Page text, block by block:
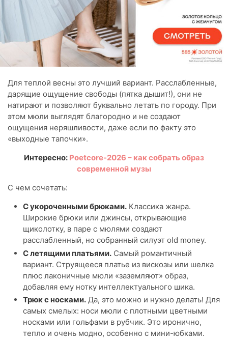
Для теплой весны это лучший вариант. Расслабленные,
дарящие ощущение свободы (пятка дышит!), они не
натирают и позволяют буквально летать по городу. При
этом мюли выглядят благородно и не создают
ощущения неряшливости, даже если по факту это
«выходные тапочки».
Интересно: Poetcore-2026 – как собрать образ
современной музы
С чем сочетать:
С укороченными брюками. Классика жанра.
Широкие брюки или джинсы, открывающие
щиколотку, в паре с мюлями создают
расслабленный, но собранный силуэт old money.
С летящими платьями. Самый романтичный
вариант. Струящееся платье из вискозы или шелка
плюс лаконичные мюли «заземляют» образ,
добавляя ему нотку интеллектуального шика.
Трюк с носками. Да, это можно и нужно делать! Для
самых смелых: носи мюли с плотными цветными
носками или гольфами в рубчик. Это иронично,
тепло и очень модно, особенно с мини-юбками.